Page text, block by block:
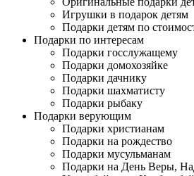
Игрушки в подарок детям
Подарки детям по
Подарки по интересам
Подарки госслужащему
Подарки домохозяйке
Подарки дачнику
Подарки шахматисту
Подарки рыбаку
Подарки верующим
Подарки христианам
Подарки на рождество
Подарки мусульманам
Подарки на День Веры,